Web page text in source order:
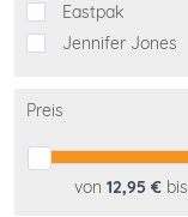
Eastpak
Jennifer Jones
Preis
von 12,95 € bis